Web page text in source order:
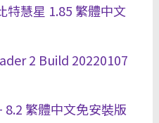
慧星 1.85 繁體中文
2 Build 20220107
繁體中文免安裝版